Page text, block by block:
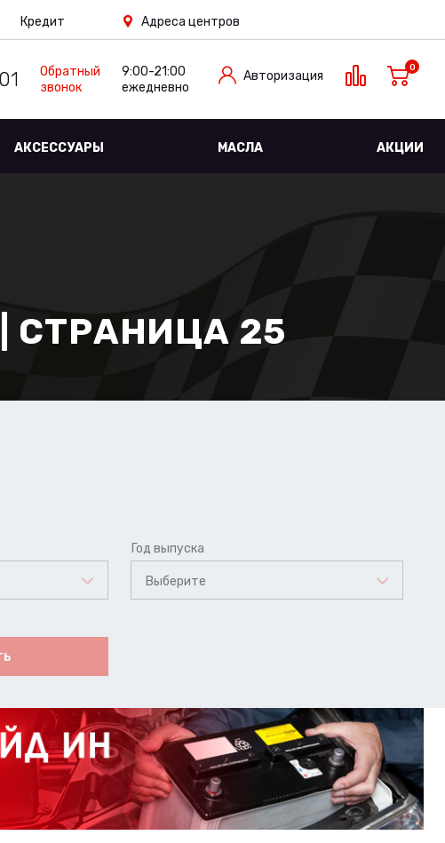
Кредит Адреса центров
Обратный
звонок
9:00-21:00
ежедневно
Авторизация
0
АКСЕССУАРЫ МАСЛА АКЦИИ
СТРАНИЦА 25
Год выпуска
Выберите